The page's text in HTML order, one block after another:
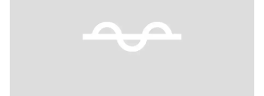
Previous slide